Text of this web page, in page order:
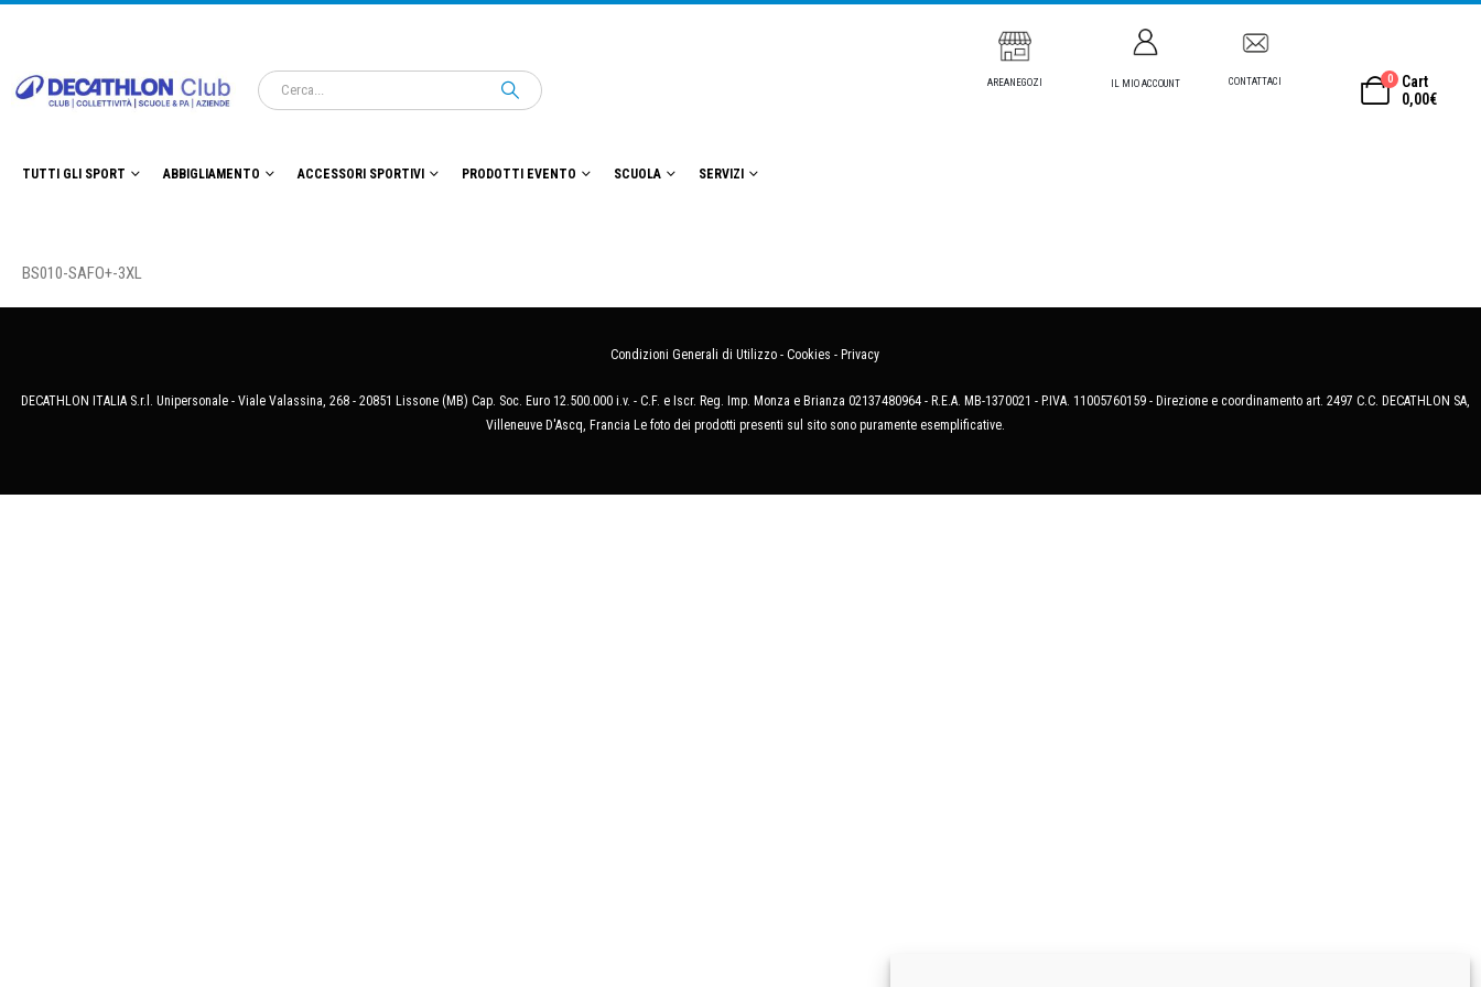
AREANEGOZI IL MIO ACCOUNT CONTATTACI 0
Cart
0,00€
TUTTI GLI SPORT ABBIGLIAMENTO ACCESSORI SPORTIVI PRODOTTI EVENTO SCUOLA SERVIZI
BS010-SAFO+-3XL
Condizioni Generali di Utilizzo - Cookies - Privacy
DECATHLON ITALIA S.r.l. Unipersonale - Viale Valassina, 268 - 20851 Lissone (MB) Cap. Soc. Euro 12.500.000 i.v. - C.F. e Iscr. Reg. Imp. Monza e Brianza 02137480964 - R.E.A. MB-1370021 - P.IVA. 11005760159 - Direzione e coordinamento art. 2497 C.C. DECATHLON SA,
Villeneuve D'Ascq, Francia Le foto dei prodotti presenti sul sito sono puramente esemplificative.